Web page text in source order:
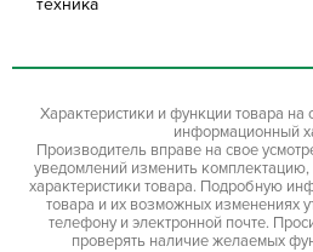
Характеристики и функции товара на
информационный
Производитель вправе на свое
уведомлений изменить
характеристики товара. Подробную
товара и их возможных изменениях
телефону и электронной почте.
проверять наличие желаемых